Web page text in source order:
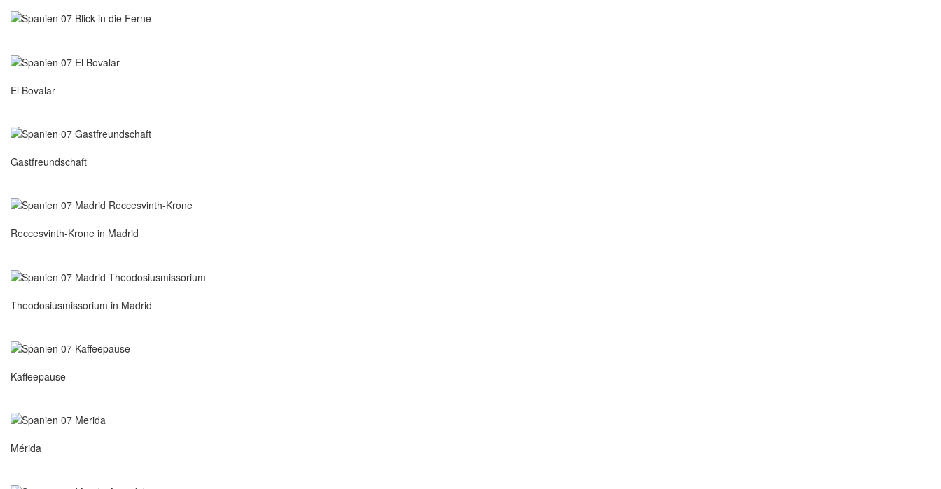
El Bovalar
Gastfreundschaft
Reccesvinth-Krone in Madrid
Theodosiusmissorium in Madrid
Kaffeepause
Mérida